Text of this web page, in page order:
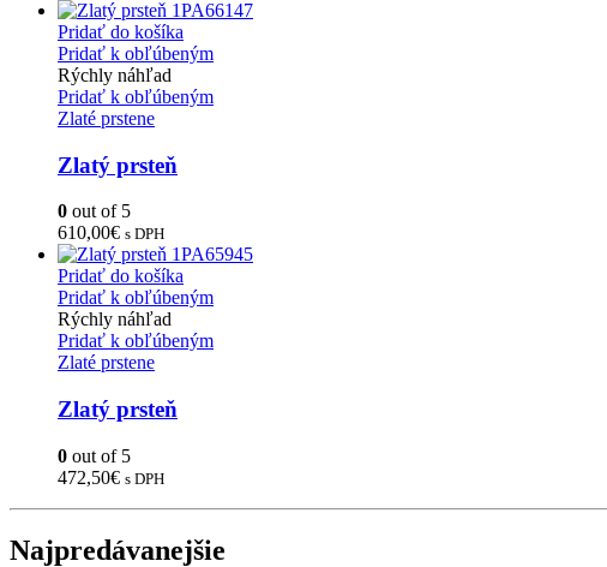
Pridať do košíka
Pridať k obľúbeným
Rýchly náhľad
Pridať k obľúbeným
Zlaté prstene
Zlatý prsteň
0 out of 5
610,00€ s DPH
Pridať do košíka
Pridať k obľúbeným
Rýchly náhľad
Pridať k obľúbeným
Zlaté prstene
Zlatý prsteň
0 out of 5
472,50€ s DPH
Najpredávanejšie